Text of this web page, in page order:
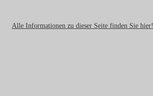
Alle Informationen zu dieser Seite finden Sie hier!